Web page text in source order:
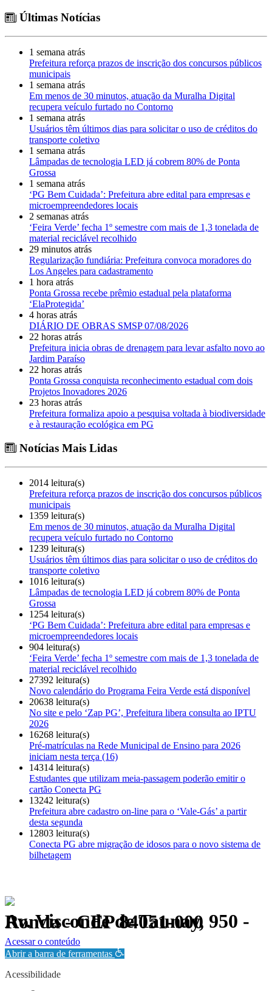
Últimas Notícias
1 semana atrás
Prefeitura reforça prazos de inscrição dos concursos públicos
municipais
1 semana atrás
Em menos de 30 minutos, atuação da Muralha Digital
recupera veículo furtado no Contorno
1 semana atrás
Usuários têm últimos dias para solicitar o uso de créditos do
transporte coletivo
1 semana atrás
Lâmpadas de tecnologia LED já cobrem 80% de Ponta
Grossa
1 semana atrás
‘PG Bem Cuidada’: Prefeitura abre edital para empresas e
microempreendedores locais
2 semanas atrás
‘Feira Verde’ fecha 1º semestre com mais de 1,3 tonelada de
material reciclável recolhido
29 minutos atrás
Regularização fundiária: Prefeitura convoca moradores do
Los Angeles para cadastramento
1 hora atrás
Ponta Grossa recebe prêmio estadual pela plataforma
‘ElaProtegida’
4 horas atrás
DIÁRIO DE OBRAS SMSP 07/08/2026
22 horas atrás
Prefeitura inicia obras de drenagem para levar asfalto novo ao
Jardim Paraíso
22 horas atrás
Ponta Grossa conquista reconhecimento estadual com dois
Projetos Inovadores 2026
23 horas atrás
Prefeitura formaliza apoio a pesquisa voltada à biodiversidade
e à restauração ecológica em PG
Notícias Mais Lidas
2014 leitura(s)
Prefeitura reforça prazos de inscrição dos concursos públicos
municipais
1359 leitura(s)
Em menos de 30 minutos, atuação da Muralha Digital
recupera veículo furtado no Contorno
1239 leitura(s)
Usuários têm últimos dias para solicitar o uso de créditos do
transporte coletivo
1016 leitura(s)
Lâmpadas de tecnologia LED já cobrem 80% de Ponta
Grossa
1254 leitura(s)
‘PG Bem Cuidada’: Prefeitura abre edital para empresas e
microempreendedores locais
904 leitura(s)
‘Feira Verde’ fecha 1º semestre com mais de 1,3 tonelada de
material reciclável recolhido
27392 leitura(s)
Novo calendário do Programa Feira Verde está disponível
20638 leitura(s)
No site e pelo ‘Zap PG’, Prefeitura libera consulta ao IPTU
2026
16268 leitura(s)
Pré-matrículas na Rede Municipal de Ensino para 2026
iniciam nesta terça (16)
14314 leitura(s)
Estudantes que utilizam meia-passagem poderão emitir o
cartão Conecta PG
13242 leitura(s)
Prefeitura abre cadastro on-line para o ‘Vale-Gás’ a partir
desta segunda
12803 leitura(s)
Conecta PG abre migração de idosos para o novo sistema de
bilhetagem
Av. Visconde de Taunay, 950 - Ronda - CEP 84051-000
Política de Privacidade.
Acessar o conteúdo
Abrir a barra de ferramentas
Acessibilidade